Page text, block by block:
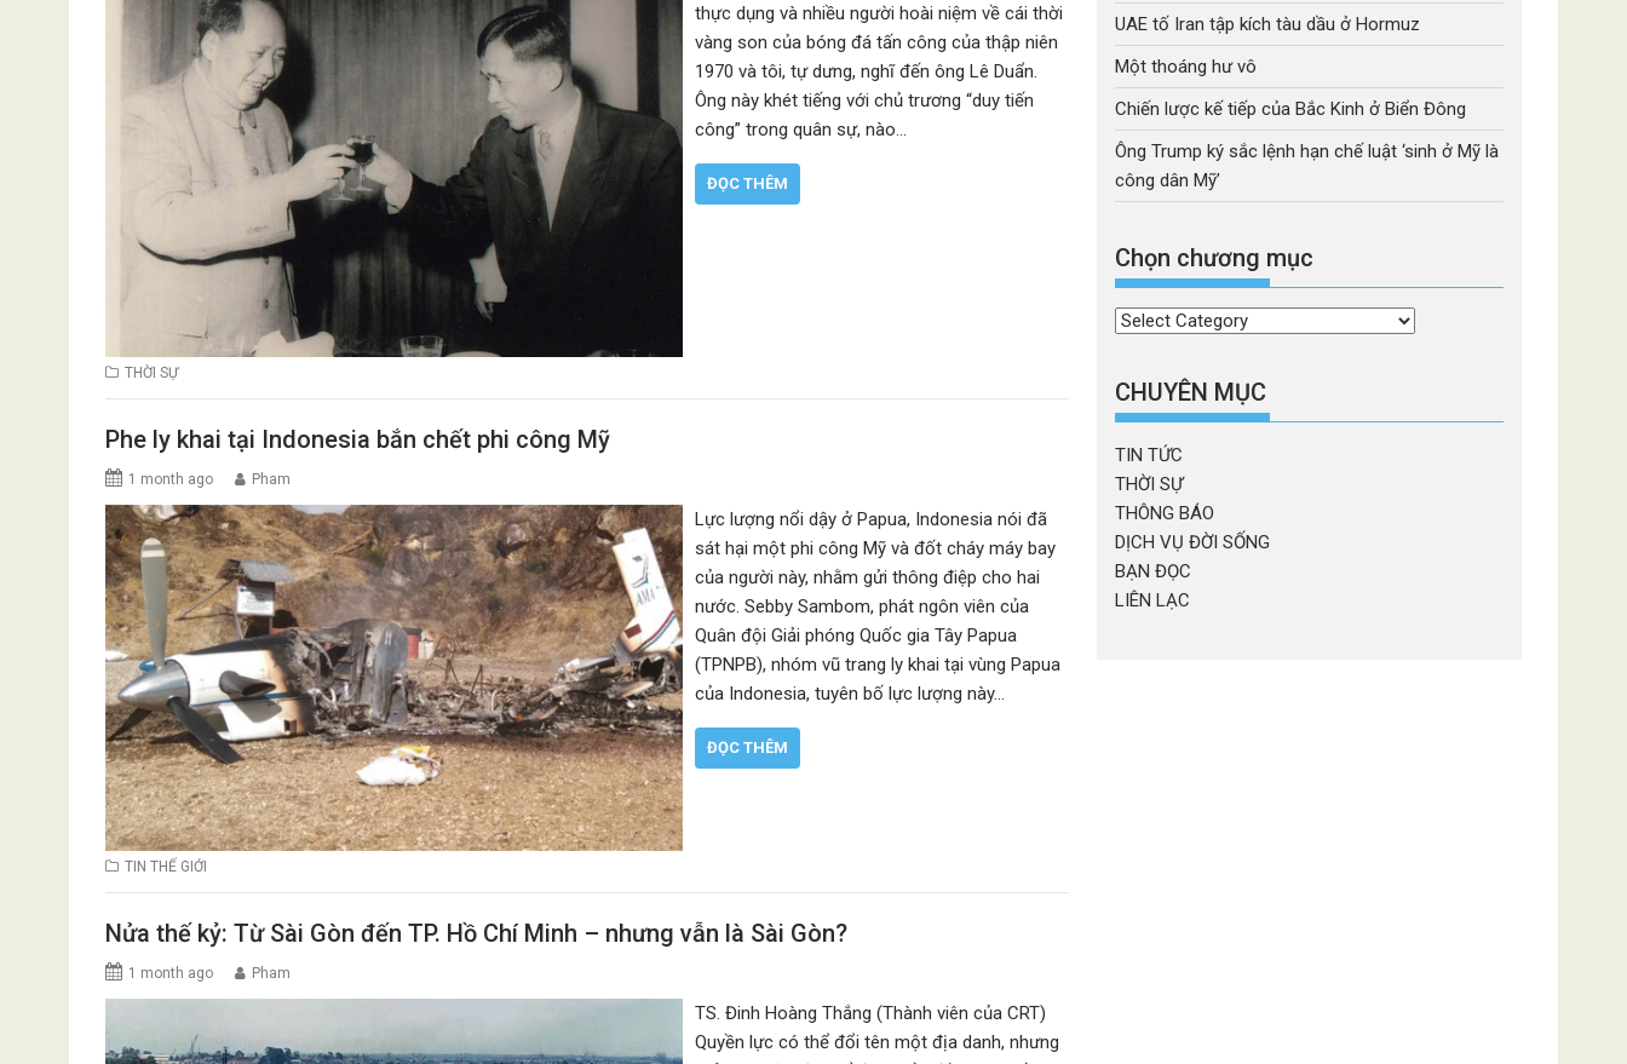
thực dụng và nhiều người hoài niệm về cái thời
vàng son của bóng đá tấn công của thập niên
1970 và tôi, tự dưng, nghĩ đến ông Lê Duẩn.
Ông này khét tiếng với chủ trương “duy tiến
công” trong quân sự, nào…
ĐỌC THÊM
THỜI SỰ
Phe ly khai tại Indonesia bắn chết phi công Mỹ
1 month ago Pham
Lực lượng nổi dậy ở Papua, Indonesia nói đã
sát hại một phi công Mỹ và đốt cháy máy bay
của người này, nhằm gửi thông điệp cho hai
nước. Sebby Sambom, phát ngôn viên của
Quân đội Giải phóng Quốc gia Tây Papua
(TPNPB), nhóm vũ trang ly khai tại vùng Papua
của Indonesia, tuyên bố lực lượng này…
ĐỌC THÊM
TIN THẾ GIỚI
Nửa thế kỷ: Từ Sài Gòn đến TP. Hồ Chí Minh – nhưng vẫn là Sài Gòn?
1 month ago Pham
TS. Đinh Hoàng Thắng (Thành viên của CRT)
Quyền lực có thể đổi tên một địa danh, nhưng
UAE tố Iran tập kích tàu dầu ở Hormuz
Một thoáng hư vô
Chiến lược kế tiếp của Bắc Kinh ở Biển Đông
Ông Trump ký sắc lệnh hạn chế luật ‘sinh ở Mỹ là
công dân Mỹ’
Chọn chương mục
Chọn
mục
CHUYÊN MỤC
TIN TỨC
THỜI SỰ
THÔNG BÁO
DỊCH VỤ ĐỜI SỐNG
BẠN ĐỌC
LIÊN LẠC